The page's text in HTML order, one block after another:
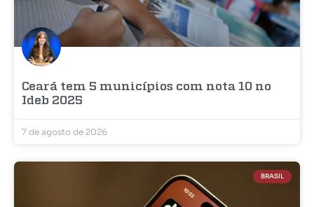
Ceará tem 5 municípios com nota 10 no
Ideb 2025
7 de agosto de 2026
BRASIL